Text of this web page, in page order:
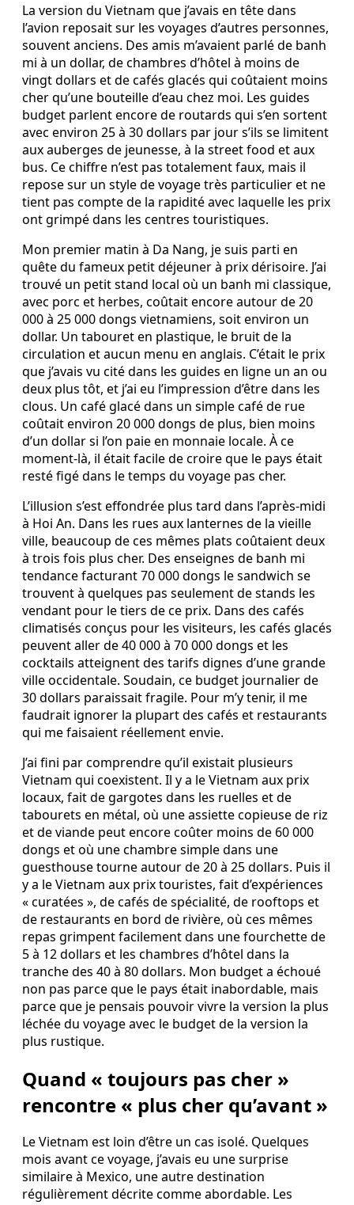
La version du Vietnam que j’avais en tête dans
l’avion reposait sur les voyages d’autres personnes,
souvent anciens. Des amis m’avaient parlé de banh
mi à un dollar, de chambres d’hôtel à moins de
vingt dollars et de cafés glacés qui coûtaient moins
cher qu’une bouteille d’eau chez moi. Les guides
budget parlent encore de routards qui s’en sortent
avec environ 25 à 30 dollars par jour s’ils se limitent
aux auberges de jeunesse, à la street food et aux
bus. Ce chiffre n’est pas totalement faux, mais il
repose sur un style de voyage très particulier et ne
tient pas compte de la rapidité avec laquelle les prix
ont grimpé dans les centres touristiques.
Mon premier matin à Da Nang, je suis parti en
quête du fameux petit déjeuner à prix dérisoire. J’ai
trouvé un petit stand local où un banh mi classique,
avec porc et herbes, coûtait encore autour de 20
000 à 25 000 dongs vietnamiens, soit environ un
dollar. Un tabouret en plastique, le bruit de la
circulation et aucun menu en anglais. C’était le prix
que j’avais vu cité dans les guides en ligne un an ou
deux plus tôt, et j’ai eu l’impression d’être dans les
clous. Un café glacé dans un simple café de rue
coûtait environ 20 000 dongs de plus, bien moins
d’un dollar si l’on paie en monnaie locale. À ce
moment-là, il était facile de croire que le pays était
resté figé dans le temps du voyage pas cher.
L’illusion s’est effondrée plus tard dans l’après-midi
à Hoi An. Dans les rues aux lanternes de la vieille
ville, beaucoup de ces mêmes plats coûtaient deux
à trois fois plus cher. Des enseignes de banh mi
tendance facturant 70 000 dongs le sandwich se
trouvent à quelques pas seulement de stands les
vendant pour le tiers de ce prix. Dans des cafés
climatisés conçus pour les visiteurs, les cafés glacés
peuvent aller de 40 000 à 70 000 dongs et les
cocktails atteignent des tarifs dignes d’une grande
ville occidentale. Soudain, ce budget journalier de
30 dollars paraissait fragile. Pour m’y tenir, il me
faudrait ignorer la plupart des cafés et restaurants
qui me faisaient réellement envie.
J’ai fini par comprendre qu’il existait plusieurs
Vietnam qui coexistent. Il y a le Vietnam aux prix
locaux, fait de gargotes dans les ruelles et de
tabourets en métal, où une assiette copieuse de riz
et de viande peut encore coûter moins de 60 000
dongs et où une chambre simple dans une
guesthouse tourne autour de 20 à 25 dollars. Puis il
y a le Vietnam aux prix touristes, fait d’expériences
« curatées », de cafés de spécialité, de rooftops et
de restaurants en bord de rivière, où ces mêmes
repas grimpent facilement dans une fourchette de
5 à 12 dollars et les chambres d’hôtel dans la
tranche des 40 à 80 dollars. Mon budget a échoué
non pas parce que le pays était inabordable, mais
parce que je pensais pouvoir vivre la version la plus
léchée du voyage avec le budget de la version la
plus rustique.
Quand « toujours pas cher »
rencontre « plus cher qu’avant »
Le Vietnam est loin d’être un cas isolé. Quelques
mois avant ce voyage, j’avais eu une surprise
similaire à Mexico, une autre destination
régulièrement décrite comme abordable. Les